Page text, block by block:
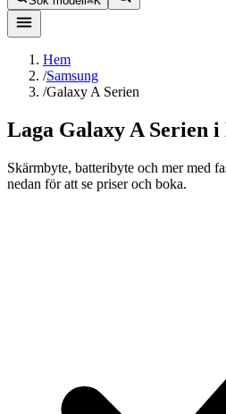
Hem
/Samsung
/Galaxy A Serien
Laga Galaxy A Serien i
Skärmbyte, batteribyte och mer med
nedan för att se priser och boka.